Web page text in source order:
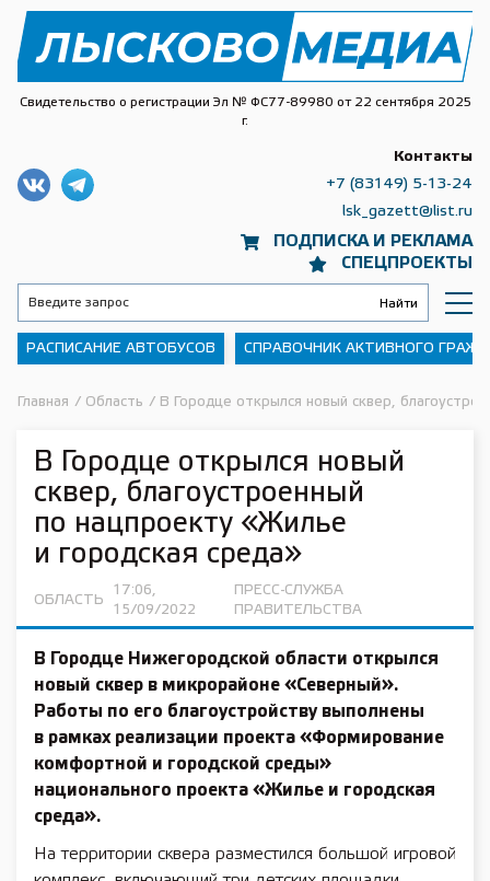
Свидетельство о регистрации Эл № ФС77-89980 от 22 сентября 2025
г.
ПОДПИСКА И РЕКЛАМА
СПЕЦПРОЕКТЫ
Контакты
+7 (83149) 5-13-24
lsk_gazett@list.ru
РАСПИСАНИЕ АВТОБУСОВ СПРАВОЧНИК АКТИВНОГО
Главная / Область / В Городце открылся новый сквер,
В Городце открылся новый
сквер, благоустроенный
по нацпроекту «Жилье
и городская среда»
ОБЛАСТЬ
17:06,
15/09/2022
ПРЕСС-СЛУЖБА
ПРАВИТЕЛЬСТВА
В Городце Нижегородской области открылся
новый сквер в микрорайоне «Северный».
Работы по его благоустройству выполнены
в рамках реализации проекта «Формирование
комфортной и городской среды»
национального проекта «Жилье и городская
среда».
На территории сквера разместился большой игровой